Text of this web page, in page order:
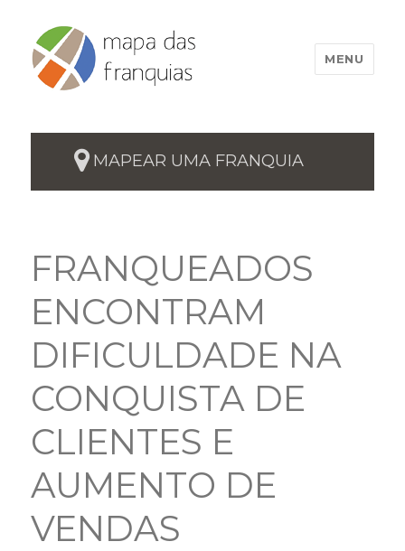
MENU
MAPEAR UMA FRANQUIA
FRANQUEADOS
ENCONTRAM
DIFICULDADE NA
CONQUISTA DE
CLIENTES E
AUMENTO DE
VENDAS